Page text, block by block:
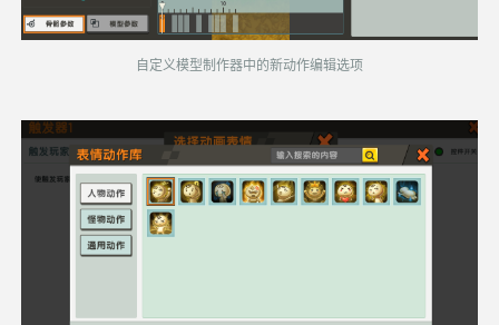
自定义模型制作器中的新动作编辑选项